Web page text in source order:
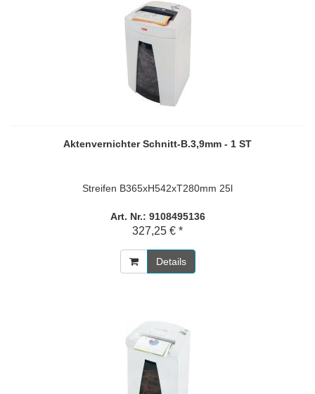
Aktenvernichter Schnitt-B.3,9mm - 1 ST
Streifen B365xH542xT280mm 25l
Art. Nr.: 9108495136
327,25 € *
Details